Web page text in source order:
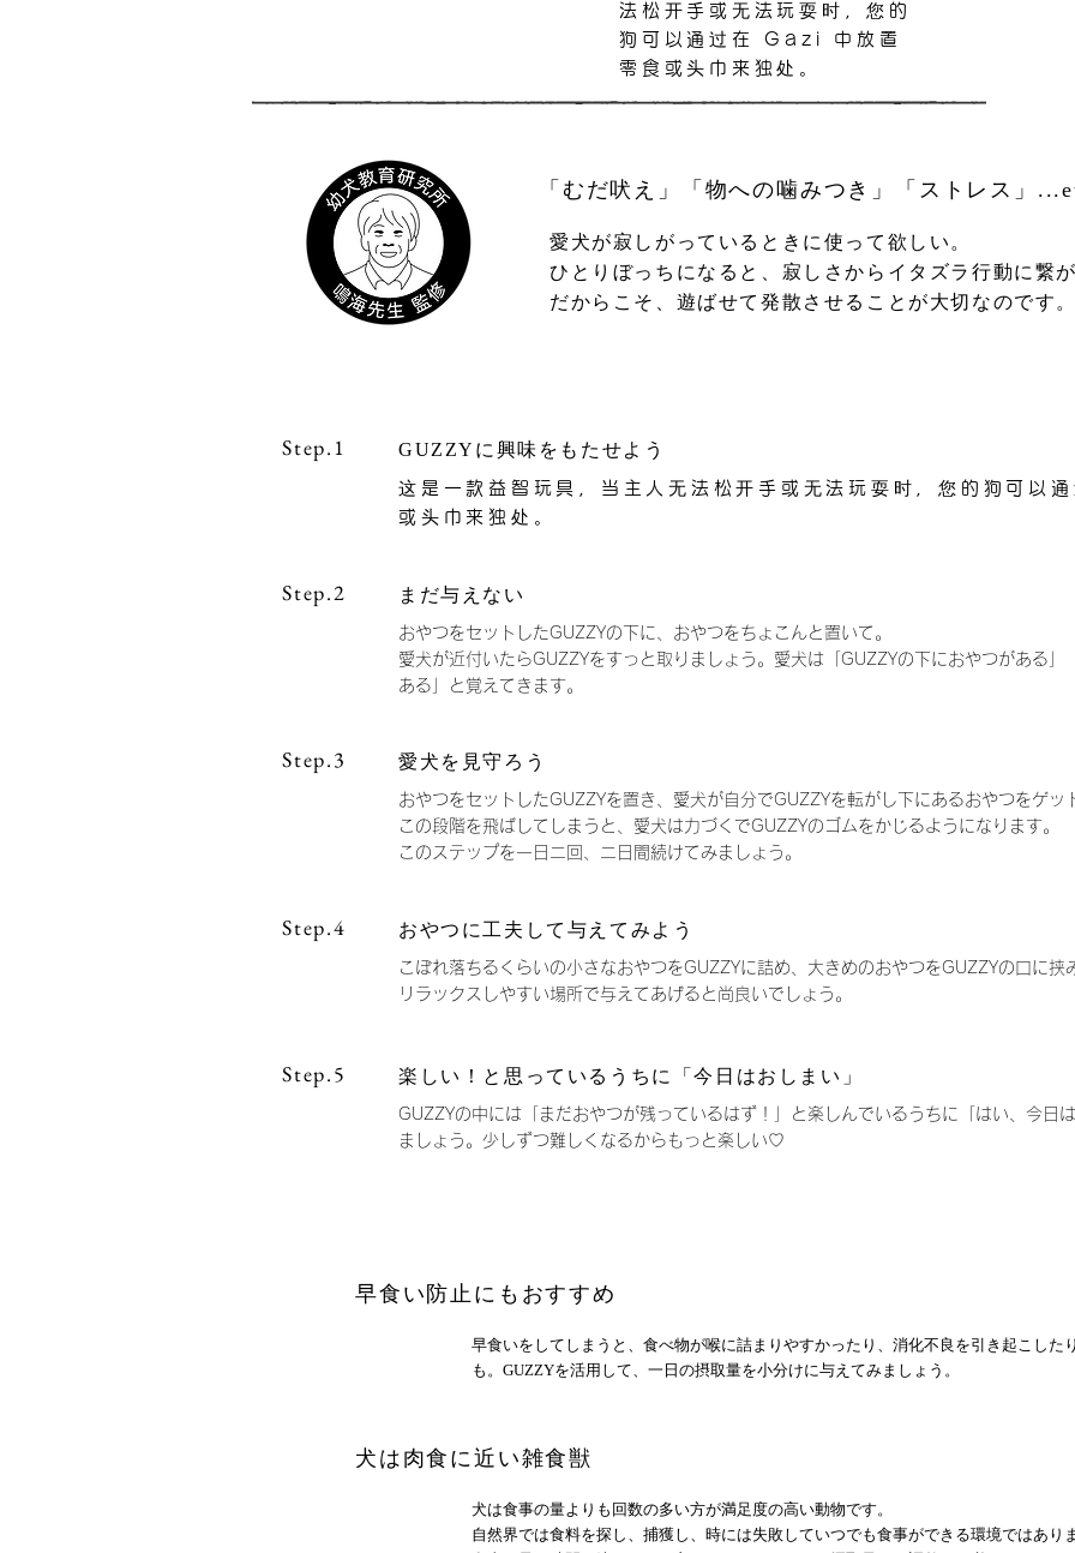
法松开手或无法玩耍时，您的
狗可以通过在 Gazi 中放置
零食或头巾来独处。
「むだ吠え」「物への噛みつき」「ストレス」
愛犬が寂しがっているときに使って欲しい。
ひとりぼっちになると、寂しさからイタズラ行動に繋
​だからこそ、遊ばせて発散させることが大切なのです。
Step.1 GUZZYに興味をもたせよう
这是一款益智玩具，当主人无法松开手或无法玩耍时，您的狗可以
或头巾来独处。
Step.2 まだ与えない
おやつをセットしたGUZZYの下に、おやつをちょこんと置いて。
愛犬が近付いたらGUZZYをすっと取りましょう。愛犬は「GUZZYの下におやつがある」
ある」と覚えてきます。
Step.3 愛犬を見守ろう
おやつをセットしたGUZZYを置き、愛犬が自分でGUZZYを転がし下にあるおやつをゲッ
この段階を飛ばしてしまうと、愛犬は力づくでGUZZYのゴムをかじるようになります。
このステップを一日二回、二日間続けてみましょう。
Step.4 おやつに工夫して与えてみよう
こぼれ落ちるくらいの小さなおやつをGUZZYに詰め、大きめのおやつをGUZZYの口に挟
​リラックスしやすい場所で与えてあげると尚良いでしょう。
Step.5 楽しい！と思っているうちに「今日はおしまい」
GUZZYの中には「まだおやつが残っているはず！」と楽しんでいるうちに「はい、今日
ましょう。少しずつ難しくなるからもっと楽しい♡
早食い防止にもおすすめ
早食いをしてしまうと、食べ物が喉に詰まりやすかったり、消化不良を引き起こした
も。GUZZYを活用して、一日の摂取量を小分けに与えてみましょう。
犬は肉食に近い雑食獣
犬は食事の量よりも回数の多い方が満足度の高い動物です。
自然界では食料を探し、捕獲し、時には失敗していつでも食事ができる環境ではあり